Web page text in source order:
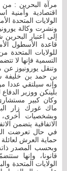
مرآة البحرين : من
اقتصادية وأمنية
الولايات المتحدة
ونشرت وكالة
إلى اعتبار البحرين
قاعدة الأسطول
للولايات
التسمية فإنها لا
وتنقل يورونيوز
بن حمد بن خليفة
وإنه سيلتقي عددا
بلينكن ووزير
وكان كبير
ماك غورك زار
وبشخصيات أخرى،
الاتفاقية يتضمن
في حال تعرضت
حماية العرش لعائلة
وبحسب المصدر
قانونا، وإنها
الولايات المتحدة